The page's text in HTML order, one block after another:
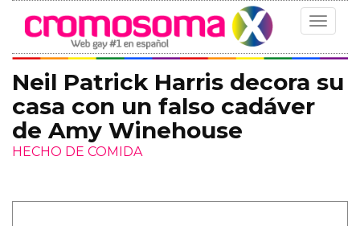
Toggle
Neil Patrick Harris decora su
casa con un falso cadáver
de Amy Winehouse
HECHO DE COMIDA